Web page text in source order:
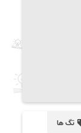
تگ ها